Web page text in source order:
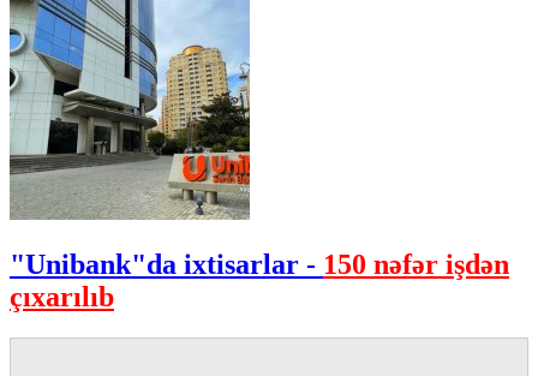
"Unibank"da ixtisarlar - 150 nəfər işdən
çıxarılıb